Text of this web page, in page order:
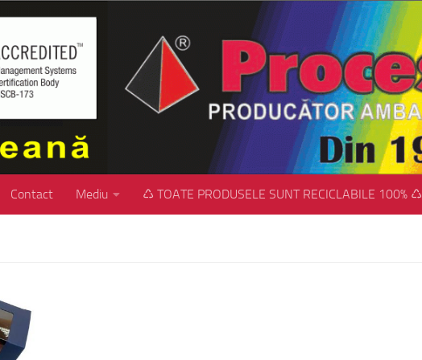
Contact Mediu ♺ TOATE PRODUSELE SUNT RECICLABILE 100% ♺